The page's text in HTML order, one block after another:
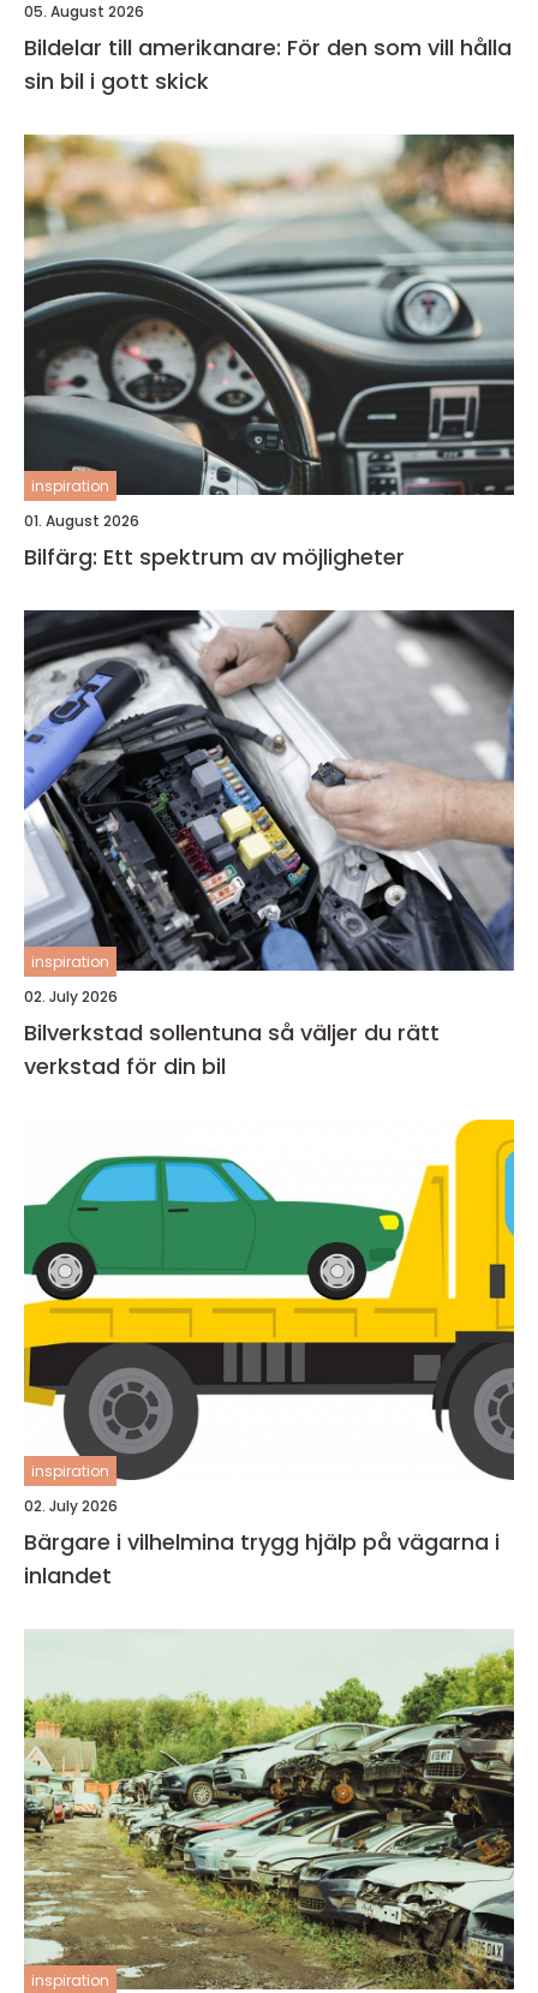
05. August 2026
Bildelar till amerikanare: För den som vill hålla
sin bil i gott skick
inspiration
01. August 2026
Bilfärg: Ett spektrum av möjligheter
inspiration
02. July 2026
Bilverkstad sollentuna så väljer du rätt
verkstad för din bil
inspiration
02. July 2026
Bärgare i vilhelmina trygg hjälp på vägarna i
inlandet
inspiration